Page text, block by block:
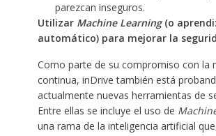
parezcan inseguros.
Utilizar Machine Learning(o
automático) para mejorar la
Como parte de su compromiso con la
continua, inDrive también está
actualmente nuevas herramientas de
Entre ellas se incluye el uso de
una rama de la inteligencia artificial